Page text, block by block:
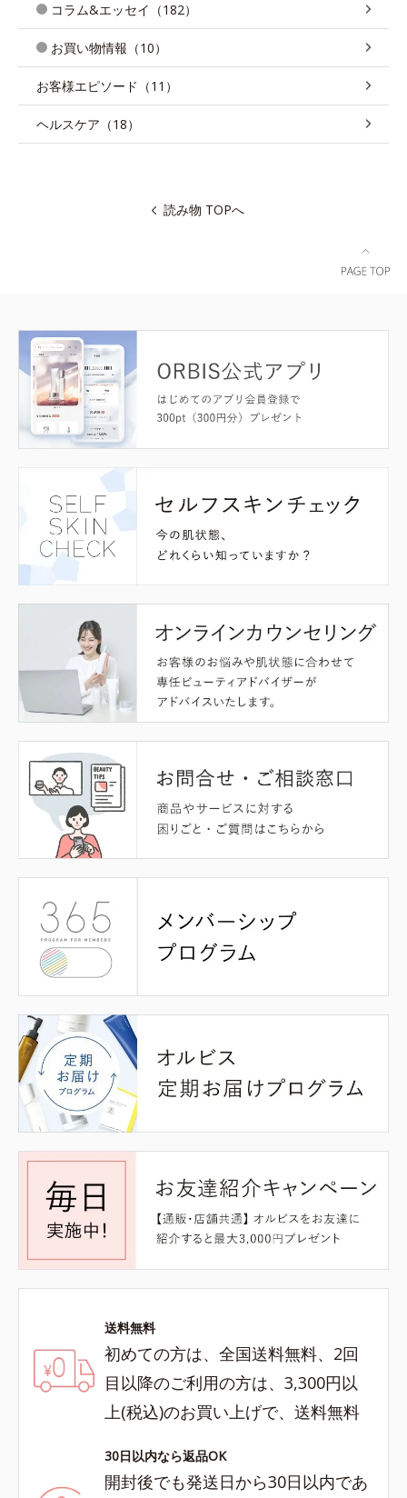
コラム&エッセイ（182）
お買い物情報（10）
お客様エピソード（11）
ヘルスケア（18）
読み物 TOPへ
送料無料
初めての方は、全国送料無料、2回
目以降のご利用の方は、3,300円以
上(税込)のお買い上げで、送料無料
30日以内なら返品OK
開封後でも発送日から30日以内であ